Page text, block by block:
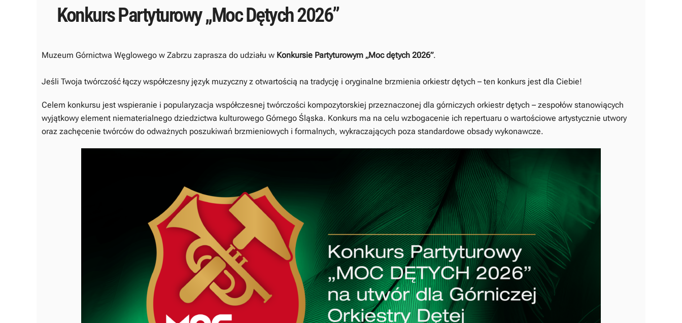
Konkurs Partyturowy „Moc Dętych 2026”
Muzeum Górnictwa Węglowego w Zabrzu zaprasza do udziału w Konkursie Partyturowym „Moc dętych 2026”.
Jeśli Twoja twórczość łączy współczesny język muzyczny z otwartością na tradycję i oryginalne brzmienia orkiestr dętych – ten konkurs jest dla Ciebie!
Celem konkursu jest wspieranie i popularyzacja współczesnej twórczości kompozytorskiej przeznaczonej dla górniczych orkiestr dętych – zespołów stanowiących
wyjątkowy element niematerialnego dziedzictwa kulturowego Górnego Śląska. Konkurs ma na celu wzbogacenie ich repertuaru o wartościowe artystycznie utwory
oraz zachęcenie twórców do odważnych poszukiwań brzmieniowych i formalnych, wykraczających poza standardowe obsady wykonawcze.